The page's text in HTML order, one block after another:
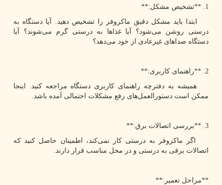
1. **تشخیص مشکل:**
ابتدا باید مشکل دقیق ماکروفر را تشخیص دهید. آیا دستگاه به
درستی روشن می‌شود؟ آیا غذاها به درستی گرم می‌شوند؟ آیا
دستگاه صداهای غیرعادی از خود می‌دهد؟
2. **راهنمای کاربری:**
همیشه به دفترچه راهنمای کاربری دستگاه مراجعه کنید. اینجا
ممکن است دستورالعمل‌های رفع مشکلات احتمالی آمده باشد.
3. **بررسی اتصالات برق:**
اگر ماکروفر به درستی کار نمی‌کند، اطمینان حاصل کنید که
اتصالات برقی به درستی و در محل مناسب قرار دارند.
**مراحل تعمیر:**